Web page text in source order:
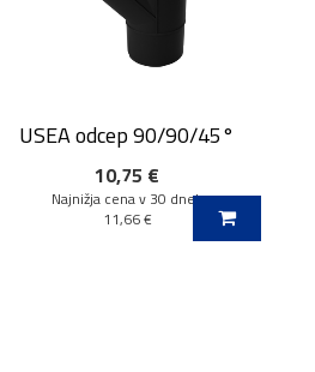
USEA odcep 90/90/45°
10,75 €
Najnižja cena v 30 dneh
11,66 €
DODAJ V KOŠARICO